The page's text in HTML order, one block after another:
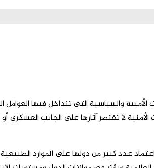
الأمنية والسياسية التي تتداخل فيها
الأمنية لا تقتصر آثارها على الجانب
كبير من دولها على الموارد الطبيعية،